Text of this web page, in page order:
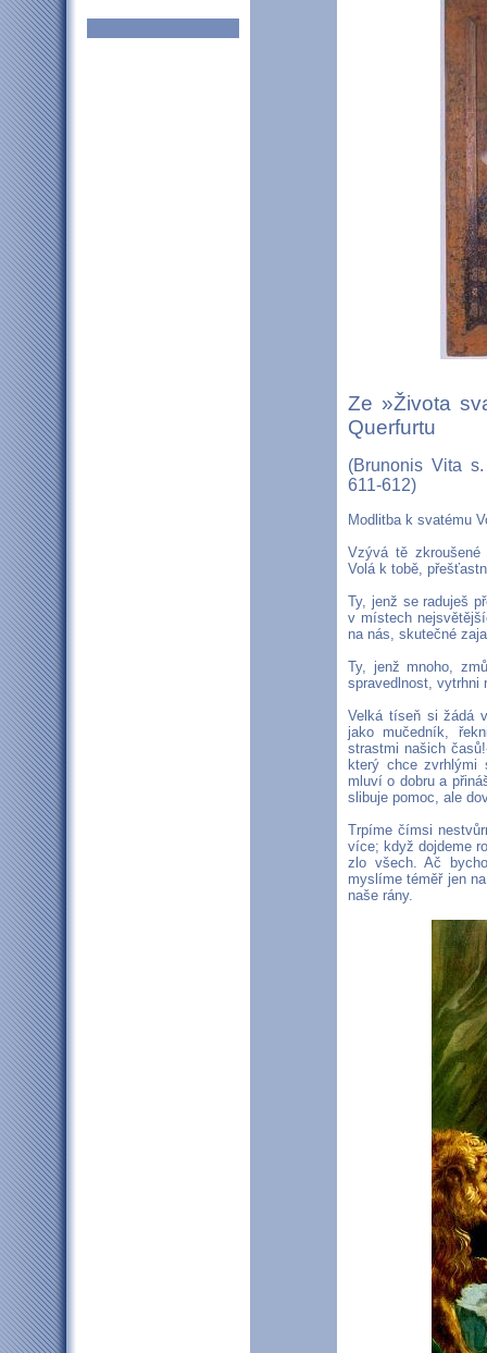
Ze »Života
Querfurtu
(Brunonis Vita
611-612)
Modlitba k svatému
Vzývá tě
Volá k tobě,
Ty, jenž se raduješ
v místech
na nás, skutečné
Ty, jenž mnoho,
spravedlnost, vytrhni
Velká tíseň si žádá
jako mučedník,
strastmi našich
který chce
mluví o dobru a
slibuje pomoc, ale
Trpíme čímsi
více; když dojdeme
zlo všech. Ač
myslíme téměř jen
naše rány.